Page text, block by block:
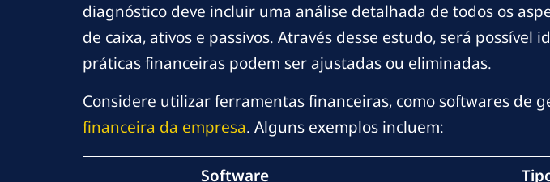
diagnóstico deve incluir uma análise detalhada de todos os
de caixa, ativos e passivos. Através desse estudo, será
práticas financeiras podem ser ajustadas ou eliminadas.
Considere utilizar ferramentas financeiras, como softwares de
financeira da empresa. Alguns exemplos incluem:
Software